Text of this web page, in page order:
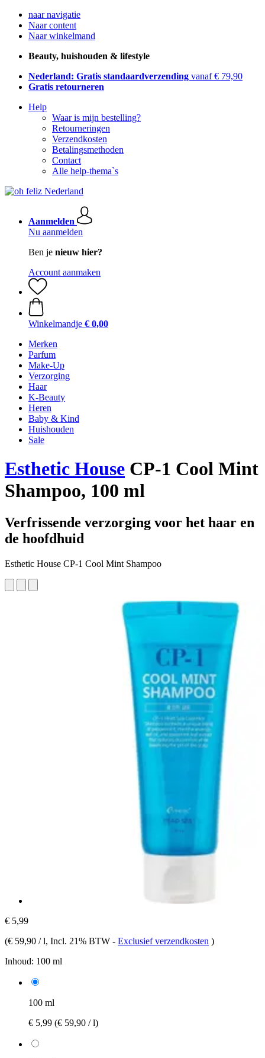
naar navigatie
Naar content
Naar winkelmand
Beauty, huishouden & lifestyle
Nederland: Gratis standaardverzending vanaf € 79,90
Gratis retourneren
Help
Waar is mijn bestelling?
Retourneringen
Verzendkosten
Betalingsmethoden
Contact
Alle help-thema`s
Aanmelden
Nu aanmelden
Ben je nieuw hier?
Account aanmaken
Winkelmandje € 0,00
Merken
Parfum
Make-Up
Verzorging
Haar
K-Beauty
Heren
Baby & Kind
Huishouden
Sale
Esthetic House CP-1 Cool Mint
Shampoo, 100 ml
Verfrissende verzorging voor het haar en
de hoofdhuid
Esthetic House CP-1 Cool Mint Shampoo
€ 5,99
(€ 59,90 / l, Incl. 21% BTW - Exclusief verzendkosten )
Inhoud: 100 ml
100 ml
€ 5,99 (€ 59,90 / l)